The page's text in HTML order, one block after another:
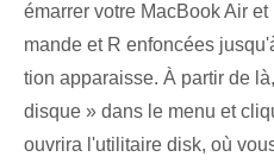
émarrer votre MacBook Air
mande et R enfoncées
tion apparaisse. À partir de
disque » dans le menu⁢ et
ouvrira⁤ l'utilitaire⁢ disk⁢,​ où